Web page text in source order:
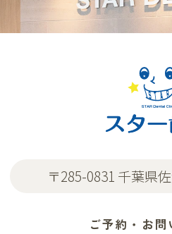
〒285-0831 千葉県
ご予約・お問